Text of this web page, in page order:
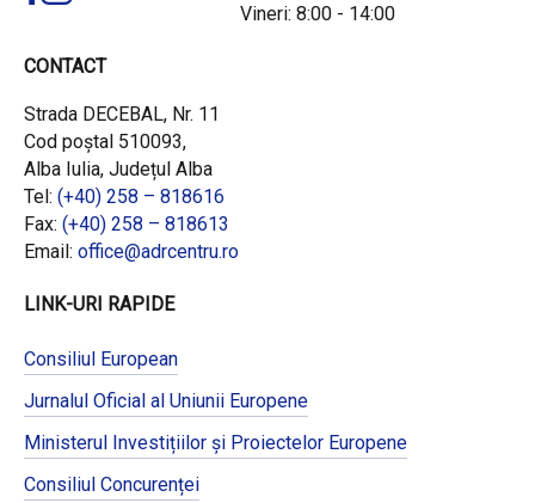
Vineri: 8:00 - 14:00
CONTACT
Strada DECEBAL, Nr. 11
Cod poștal 510093,
Alba Iulia, Județul Alba
Tel: (+40) 258 – 818616
Fax: (+40) 258 – 818613
Email: office@adrcentru.ro
LINK-URI RAPIDE
Consiliul European
Jurnalul Oficial al Uniunii Europene
Ministerul Investițiilor și Proiectelor Europene
Consiliul Concurenței